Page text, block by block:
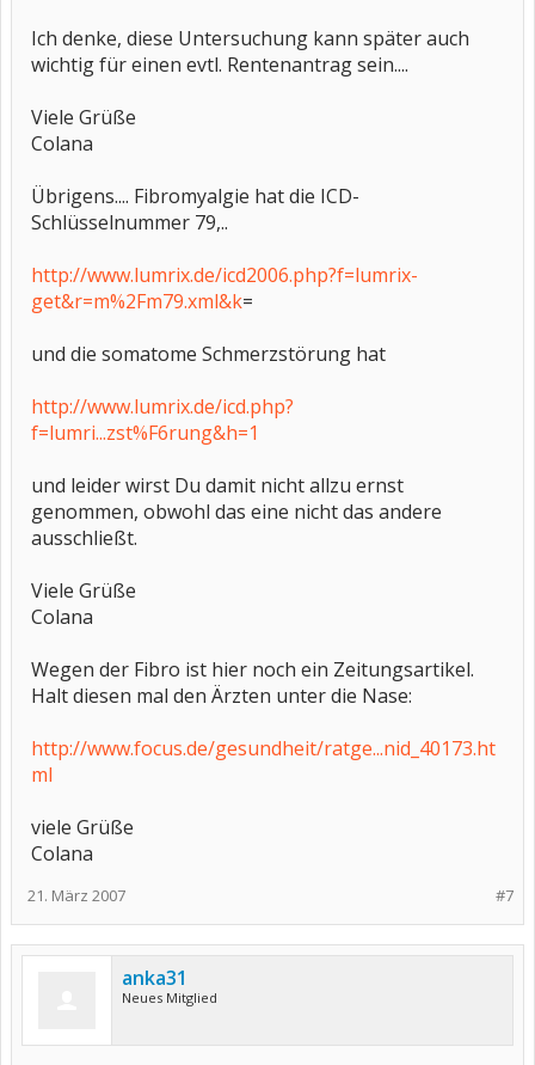
Ich denke, diese Untersuchung kann später auch
wichtig für einen evtl. Rentenantrag sein....
Viele Grüße
Colana
Übrigens.... Fibromyalgie hat die ICD-
Schlüsselnummer 79,..
http://www.lumrix.de/icd2006.php?f=lumrix-
get&r=m%2Fm79.xml&k=
und die somatome Schmerzstörung hat
http://www.lumrix.de/icd.php?
f=lumri...zst%F6rung&h=1
und leider wirst Du damit nicht allzu ernst
genommen, obwohl das eine nicht das andere
ausschließt.
Viele Grüße
Colana
Wegen der Fibro ist hier noch ein Zeitungsartikel.
Halt diesen mal den Ärzten unter die Nase:
http://www.focus.de/gesundheit/ratge...nid_40173.ht
ml
viele Grüße
Colana
#7
21. März 2007
anka31
Neues Mitglied